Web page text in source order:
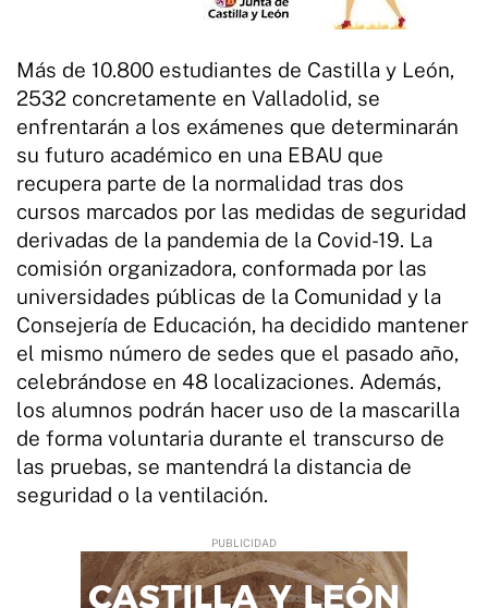
Más de 10.800 estudiantes de Castilla y León,
2532 concretamente en Valladolid, se
enfrentarán a los exámenes que determinarán
su futuro académico en una EBAU que
recupera parte de la normalidad tras dos
cursos marcados por las medidas de seguridad
derivadas de la pandemia de la Covid-19. La
comisión organizadora, conformada por las
universidades públicas de la Comunidad y la
Consejería de Educación, ha decidido mantener
el mismo número de sedes que el pasado año,
celebrándose en 48 localizaciones. Además,
los alumnos podrán hacer uso de la mascarilla
de forma voluntaria durante el transcurso de
las pruebas, se mantendrá la distancia de
seguridad o la ventilación.